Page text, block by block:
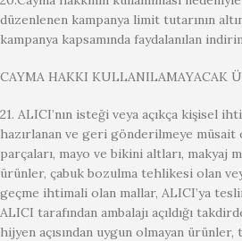
düzenlenen kampanya limit tutarının
kampanya kapsamında faydalanılan
CAYMA HAKKI KULLANILAMAYACAK
21. ALICI’nın isteği veya açıkça kişisel
hazırlanan ve geri gönderilmeye müsait
parçaları, mayo ve bikini altları, makyaj
ürünler, çabuk bozulma tehlikesi olan
geçme ihtimali olan mallar, ALICI’ya
ALICI tarafından ambalajı açıldığı
hijyen açısından uygun olmayan